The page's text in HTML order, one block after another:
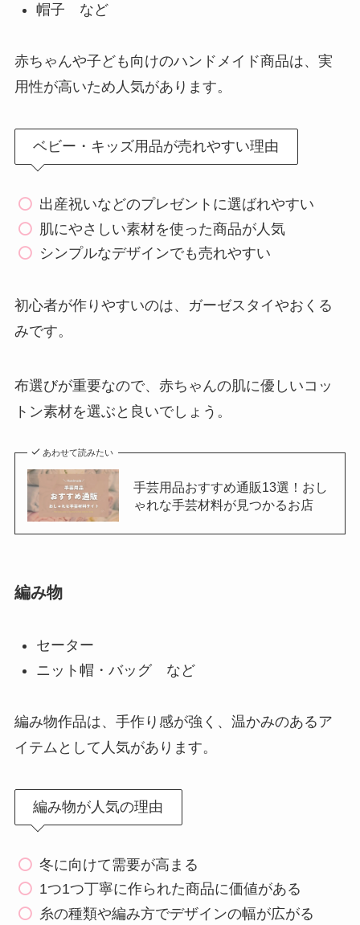
帽子 など
赤ちゃんや子ども向けのハンドメイド商品は、実
用性が高いため人気があります。
ベビー・キッズ用品が売れやすい理由
出産祝いなどのプレゼントに選ばれやすい
肌にやさしい素材を使った商品が人気
シンプルなデザインでも売れやすい
初心者が作りやすいのは、ガーゼスタイやおくる
みです。
布選びが重要なので、赤ちゃんの肌に優しいコッ
トン素材を選ぶと良いでしょう。
あわせて読みたい
手芸用品おすすめ通販13選！おし
ゃれな手芸材料が見つかるお店
編み物
セーター
ニット帽・バッグ など
編み物作品は、手作り感が強く、温かみのあるア
イテムとして人気があります。
編み物が人気の理由
冬に向けて需要が高まる
1つ1つ丁寧に作られた商品に価値がある
糸の種類や編み方でデザインの幅が広がる